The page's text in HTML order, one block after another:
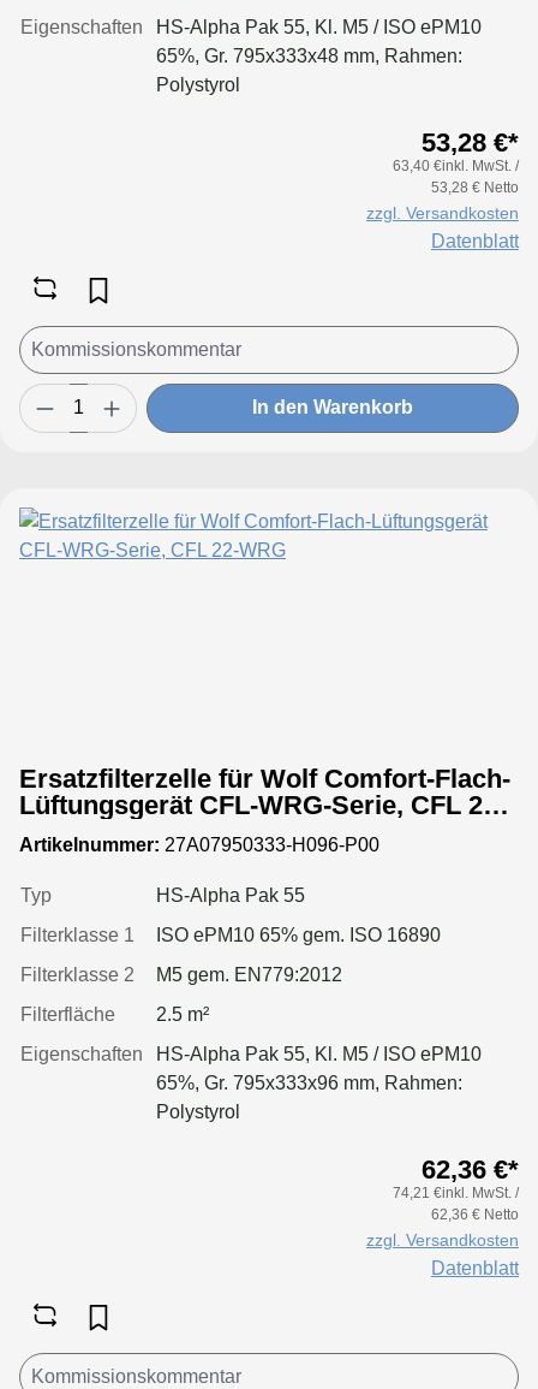
Eigenschaften
HS-Alpha Pak 55, Kl. M5 / ISO ePM10
65%, Gr. 795x333x48 mm, Rahmen:
Polystyrol
53,28 €*
63,40 €inkl. MwSt. /
53,28 € Netto
zzgl. Versandkosten
Datenblatt
In den Warenkorb
Ersatzfilterzelle für Wolf Comfort-Flach-
Lüftungsgerät CFL-WRG-Serie, CFL 22-
WRG
Artikelnummer: 27A07950333-H096-P00
Typ
HS-Alpha Pak 55
Filterklasse 1
ISO ePM10 65% gem. ISO 16890
Filterklasse 2
M5 gem. EN779:2012
Filterfläche
2.5 m²
Eigenschaften
HS-Alpha Pak 55, Kl. M5 / ISO ePM10
65%, Gr. 795x333x96 mm, Rahmen:
Polystyrol
62,36 €*
74,21 €inkl. MwSt. /
62,36 € Netto
zzgl. Versandkosten
Datenblatt